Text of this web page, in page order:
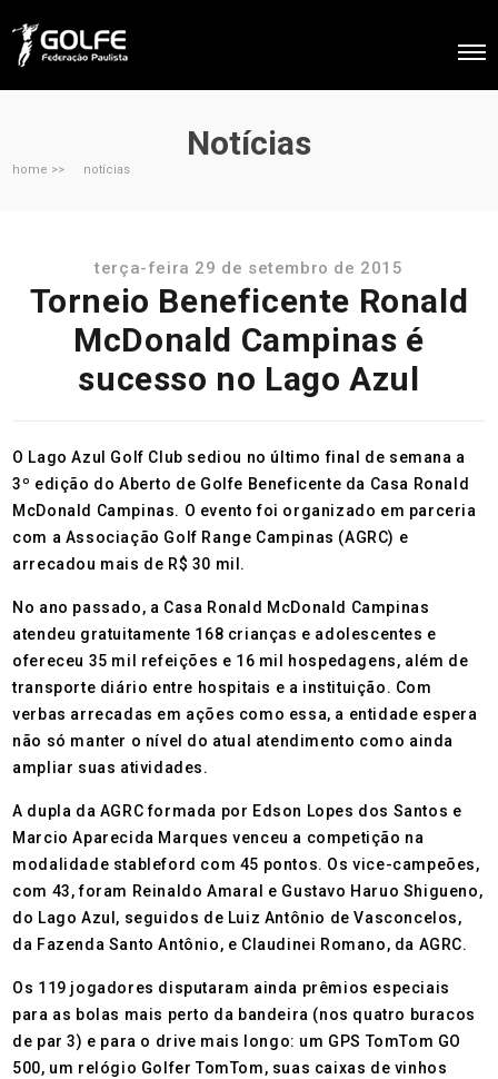
Notícias
home >> notícias
terça-feira 29 de setembro de 2015
Torneio Beneficente Ronald
McDonald Campinas é
sucesso no Lago Azul
O Lago Azul Golf Club sediou no último final de semana a
3º edição do Aberto de Golfe Beneficente da Casa Ronald
McDonald Campinas. O evento foi organizado em parceria
com a Associação Golf Range Campinas (AGRC) e
arrecadou mais de R$ 30 mil.
No ano passado, a Casa Ronald McDonald Campinas
atendeu gratuitamente 168 crianças e adolescentes e
ofereceu 35 mil refeições e 16 mil hospedagens, além de
transporte diário entre hospitais e a instituição. Com
verbas arrecadas em ações como essa, a entidade espera
não só manter o nível do atual atendimento como ainda
ampliar suas atividades.
A dupla da AGRC formada por Edson Lopes dos Santos e
Marcio Aparecida Marques venceu a competição na
modalidade stableford com 45 pontos. Os vice-campeões,
com 43, foram Reinaldo Amaral e Gustavo Haruo Shigueno,
do Lago Azul, seguidos de Luiz Antônio de Vasconcelos,
da Fazenda Santo Antônio, e Claudinei Romano, da AGRC.
Os 119 jogadores disputaram ainda prêmios especiais
para as bolas mais perto da bandeira (nos quatro buracos
de par 3) e para o drive mais longo: um GPS TomTom GO
500, um relógio Golfer TomTom, suas caixas de vinhos